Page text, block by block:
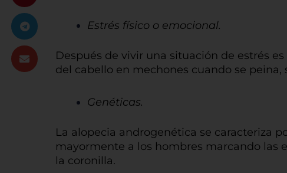
Estrés físico o emocional.
Después de vivir una situación de estrés
del cabello en mechones cuando se
Genéticas.
La alopecia androgenética se caracteriza
mayormente a los hombres marcando las
la coronilla.